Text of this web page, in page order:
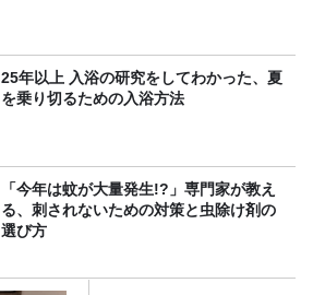
25年以上 入浴の研究をしてわかった、夏
を乗り切るための入浴方法
「今年は蚊が大量発生!?」専門家が教え
る、刺されないための対策と虫除け剤の
選び方